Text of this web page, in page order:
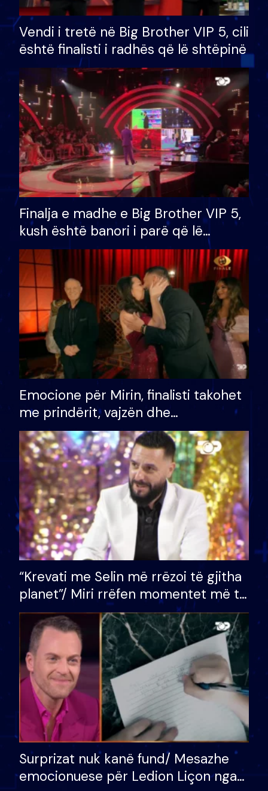
Vendi i tretë në Big Brother VIP 5, cili
është finalisti i radhës që lë shtëpinë
Finalja e madhe e Big Brother VIP 5,
kush është banori i parë që lë
shtëpinë dhe humb mundësinë për
të fituar çmimin e madh
Emocione për Mirin, finalisti takohet
me prindërit, vajzën dhe
bashkëshorten: S’kemi ndonjë letër
divorci apo jo?
“Krevati me Selin më rrëzoi të gjitha
planet”/ Miri rrëfen momentet më të
bukura në shtëpinë e BB VIP: Do më
mungojë zilja e mëngjesit kur…
Surprizat nuk kanë fund/ Mesazhe
emocionuese për Ledion Liçon nga